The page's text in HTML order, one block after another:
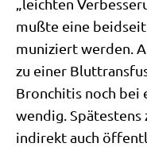
„leich­ten
muß­te eine
mu­ni­ziert wer­den.
zu einer
Bron­chi­tis noch bei
wen­dig.
indi­rekt auch